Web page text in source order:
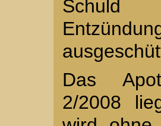
Das
2/2008